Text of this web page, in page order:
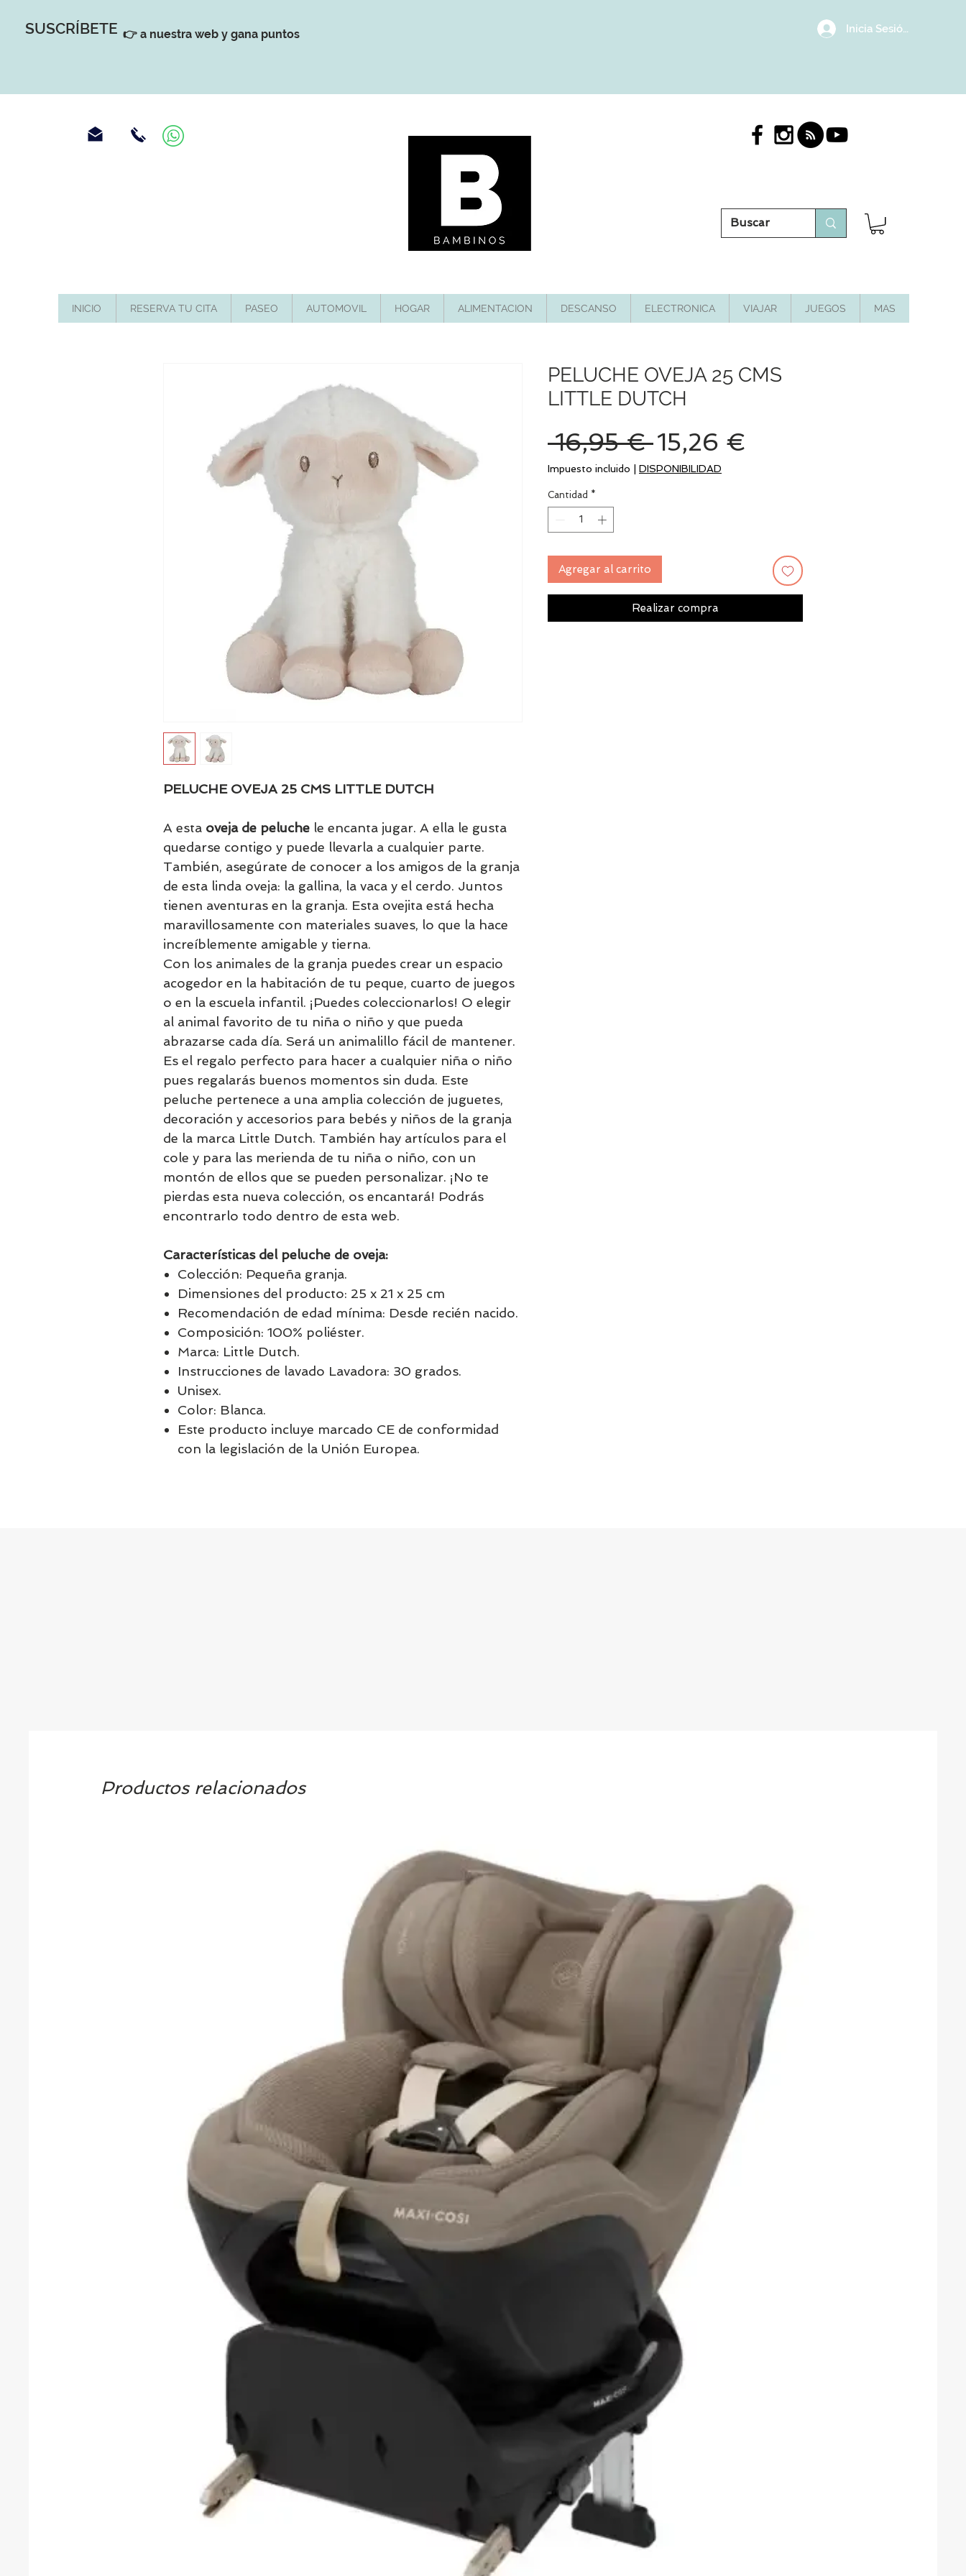
SUSCRÍBETE 👉 a nuestra web y gana puntos Inicia Sesión/
INICIO RESERVA TU CITA PASEO AUTOMOVIL HOGAR ALIMENTACION DESCANSO ELECTRONICA VIAJAR JUEGOS MAS
PELUCHE OVEJA 25 CMS LITTLE DUTCH
A esta oveja de peluche le encanta jugar. A ella le gusta
quedarse contigo y puede llevarla a cualquier parte.
También, asegúrate de conocer a los amigos de la granja
de esta linda oveja: la gallina, la vaca y el cerdo. Juntos
tienen aventuras en la granja. Esta ovejita está hecha
maravillosamente con materiales suaves, lo que la hace
increíblemente amigable y tierna.
Con los animales de la granja puedes crear un espacio
acogedor en la habitación de tu peque, cuarto de juegos
o en la escuela infantil. ¡Puedes coleccionarlos! O elegir
al animal favorito de tu niña o niño y que pueda
abrazarse cada día. Será un animalillo fácil de mantener.
Es el regalo perfecto para hacer a cualquier niña o niño
pues regalarás buenos momentos sin duda. Este
peluche pertenece a una amplia colección de juguetes,
decoración y accesorios para bebés y niños de la granja
de la marca Little Dutch. También hay artículos para el
cole y para las merienda de tu niña o niño, con un
montón de ellos que se pueden personalizar. ¡No te
pierdas esta nueva colección, os encantará! Podrás
encontrarlo todo dentro de esta web.
Características del peluche de oveja:
Colección: Pequeña granja.
Dimensiones del producto: 25 x 21 x 25 cm
Recomendación de edad mínima: Desde recién nacido.
Composición: 100% poliéster.
Marca: Little Dutch.
Instrucciones de lavado Lavadora: 30 grados.
Unisex.
Color: Blanca.
Este producto incluye marcado CE de conformidad
con la legislación de la Unión Europea.
PELUCHE OVEJA 25 CMS
LITTLE DUTCH
16,95 € Precio
15,26 €
Impuesto incluido DISPONIBILIDAD
Cantidad *
Agregar al carrito
Realizar compra
Productos relacionados